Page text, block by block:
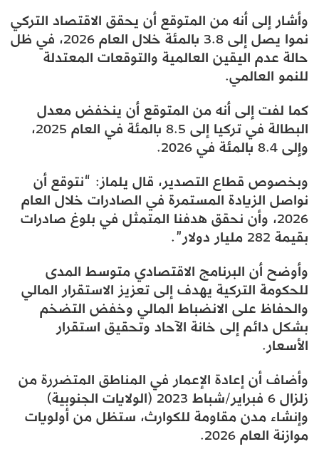
وأشار إلى أنه من المتوقع أن يحقق الاقتصاد التركي
نموا يصل إلى 3.8 بالمئة خلال العام 2026، في ظل
حالة عدم اليقين العالمية والتوقعات المعتدلة
للنمو العالمي.
كما لفت إلى أنه من المتوقع أن ينخفض معدل
البطالة في تركيا إلى 8.5 بالمئة في العام 2025،
وإلى 8.4 بالمئة في 2026.
وبخصوص قطاع التصدير، قال يلماز: “نتوقع أن
نواصل الزيادة المستمرة في الصادرات خلال العام
2026، وأن نحقق هدفنا المتمثل في بلوغ صادرات
بقيمة 282 مليار دولار”.
وأوضح أن البرنامج الاقتصادي متوسط المدى
للحكومة التركية يهدف إلى تعزيز الاستقرار المالي
والحفاظ على الانضباط المالي وخفض التضخم
بشكل دائم إلى خانة الآحاد وتحقيق استقرار
الأسعار.
وأضاف أن إعادة الإعمار في المناطق المتضررة من
زلزال 6 فبراير/شباط 2023 (الولايات الجنوبية)
وإنشاء مدن مقاومة للكوارث، ستظل من أولويات
موازنة العام 2026.